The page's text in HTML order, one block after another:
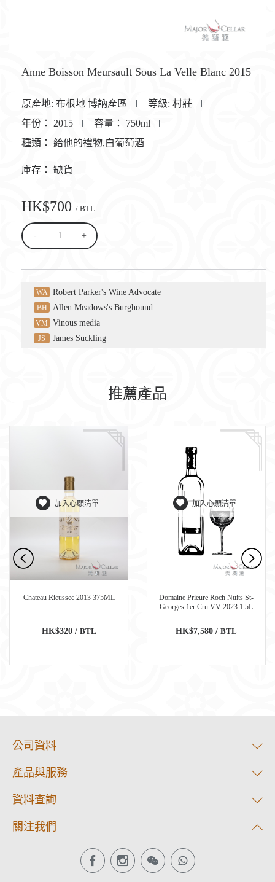
Anne Boisson Meursault Sous La Velle Blanc 2015
原產地: 布根地 博訥產區 等級: 村莊
年份： 2015 容量：
750ml
種類： 給他的禮物,白葡萄酒
庫存： 缺貨
HK$700 / BTL
- +
WA Robert Parker's Wine Advocate
BH Allen Meadows's Burghound
VM Vinous media
JS James Suckling
推薦產品
加入心願清單
Chateau Rieussec 2013 375ML
HK$320 / BTL
加入心願清單
Domaine Prieure Roch Nuits St-
Georges 1er Cru VV 2023 1.5L
HK$7,580 / BTL
公司資料
產品與服務
資料查詢
關注我們